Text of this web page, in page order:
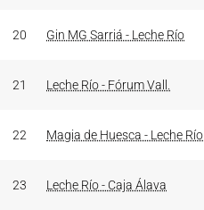
20 Gin MG Sarriá - Leche Río
21 Leche Río - Fórum Vall.
22 Magia de Huesca - Leche Río
23 Leche Río - Caja Álava